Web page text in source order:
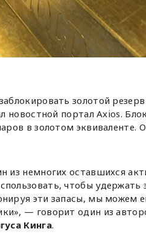
золотой резерв
портал Axios.
в золотом эквиваленте.
из немногих оставшихся
чтобы удержать
эти запасы, мы можем
— говорит один из
Кинга.